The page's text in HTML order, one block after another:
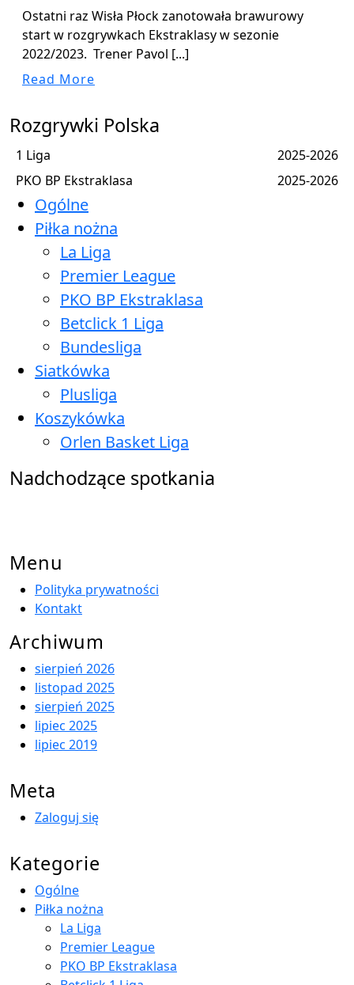
2025
Ostatni raz Wisła Płock zanotowała brawurowy
start w rozgrywkach Ekstraklasy w sezonie
2022/2023. Trener Pavol [...]
Read More
Rozgrywki Polska
1 Liga
2025-2026
PKO BP Ekstraklasa
2025-2026
Ogólne
Piłka nożna
La Liga
Premier League
PKO BP Ekstraklasa
Betclick 1 Liga
Bundesliga
Siatkówka
Plusliga
Koszykówka
Orlen Basket Liga
Nadchodzące spotkania
to
Top
Menu
Polityka prywatności
Kontakt
Archiwum
sierpień 2026
listopad 2025
sierpień 2025
lipiec 2025
lipiec 2019
Meta
Zaloguj się
Kategorie
Ogólne
Piłka nożna
La Liga
Premier League
PKO BP Ekstraklasa